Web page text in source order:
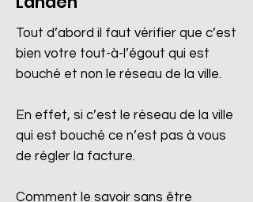
Tout d’abord il faut vérifier que c’est
bien votre tout-à-l’égout qui est
bouché et non le réseau de la ville.
En effet, si c’est le réseau de la ville
qui est bouché ce n’est pas à vous
de régler la facture.
Comment le savoir sans être